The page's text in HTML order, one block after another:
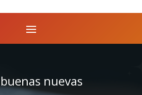
nuevas